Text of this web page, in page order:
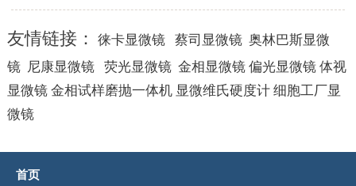
友情链接： 徕卡显微镜 蔡司显微镜 奥林巴斯显微
镜 尼康显微镜 荧光显微镜 金相显微镜偏光显微镜体视
显微镜金相试样磨抛一体机 显微维氏硬度计细胞工厂显
微镜
首页